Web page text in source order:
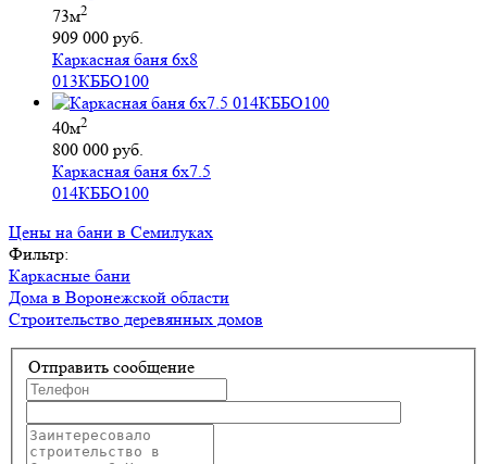
73м2
909 000 руб.
Каркасная баня 6х8
013КББО100
40м2
800 000 руб.
Каркасная баня 6х7.5
014КББО100
Цены на бани в Семилуках
Фильтр:
Каркасные бани
Дома в Воронежской области
Строительство деревянных домов
Отправить сообщение